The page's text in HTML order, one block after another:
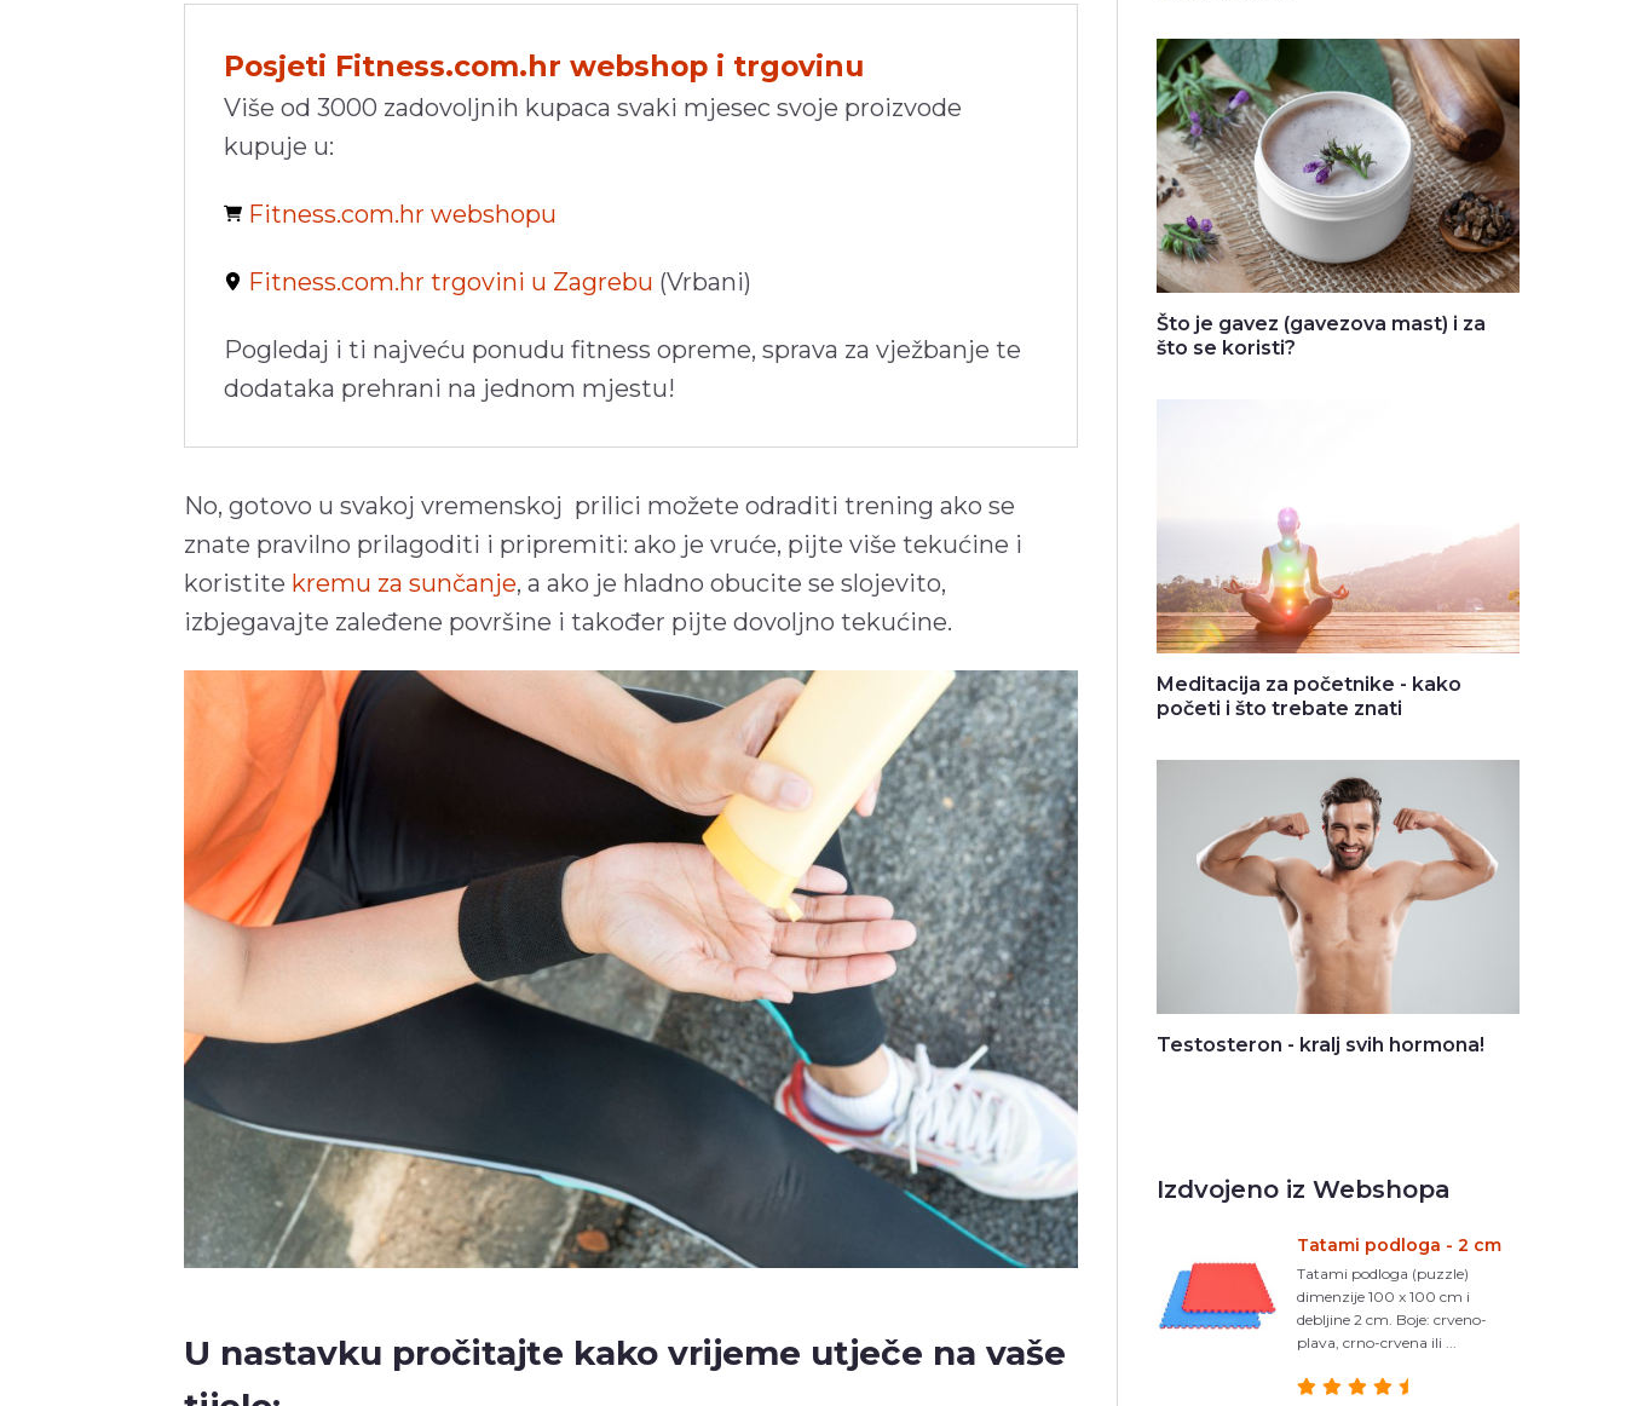
Posjeti Fitness.com.hr webshop i trgovinu
Više od 3000 zadovoljnih kupaca svaki mjesec svoje proizvode
kupuje u:
Fitness.com.hr webshopu
Fitness.com.hr trgovini u Zagrebu (Vrbani)
Pogledaj i ti najveću ponudu fitness opreme, sprava za vježbanje te
dodataka prehrani na jednom mjestu!
No, gotovo u svakoj vremenskoj prilici možete odraditi trening ako se
znate pravilno prilagoditi i pripremiti: ako je vruće, pijte više tekućine i
koristite kremu za sunčanje, a ako je hladno obucite se slojevito,
izbjegavajte zaleđene površine i također pijte dovoljno tekućine.
U nastavku pročitajte kako vrijeme utječe na vaše
Što je gavez (gavezova mast) i za
što se koristi?
Meditacija za početnike - kako
početi i što trebate znati
Testosteron - kralj svih hormona!
Izdvojeno iz Webshopa
Tatami podloga - 2 cm
Tatami podloga (puzzle)
dimenzije 100 x 100 cm i
debljine 2 cm. Boje: crveno-
plava, crno-crvena ili ...